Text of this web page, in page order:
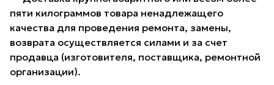
пяти килограммов товара ненадлежащего
качества для проведения ремонта, замены,
возврата осуществляется силами и за счет
продавца (изготовителя, поставщика, ремонтной
организации).